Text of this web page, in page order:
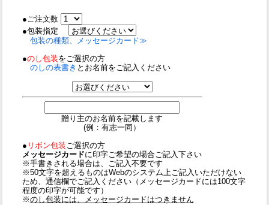
●ご注文数
●包装指定
包装の種類、メッセージカード≫
●のし包装をご選択の方
のしの表書き とお名前をご記入ください
贈り主のお名前を記載します
(例：有志一同）
● リボン包装ご選択の方
メッセージカードに印字ご希望の場合ご記入下さい
※手書きされる場合は、ご記入不要です
※50文字を超えるものはWebのシステム上ご記入いただけない
ため、通信欄でご記入ください（メッセージカードには100文字
程度の印字が可能です）
※のし包装には、メッセージカードはつきません